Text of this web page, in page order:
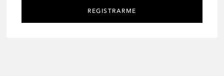
REGISTRARME